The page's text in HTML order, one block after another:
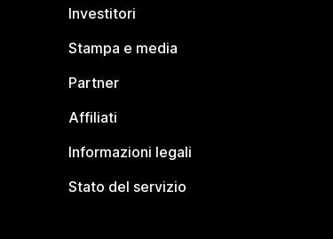
Investitori
Stampa e media
Partner
Affiliati
Informazioni legali
Stato del servizio